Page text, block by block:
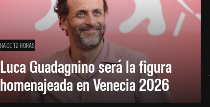
HACE 12 HORAS
Luca Guadagnino será la figura
homenajeada en Venecia 2026